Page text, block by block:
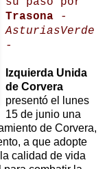
Trasona
-
AsturiasVerde
-
Izquierda Unida
de Corvera
presentó el lunes
15 de junio una
de Corvera,
a que adopte
calidad de vida